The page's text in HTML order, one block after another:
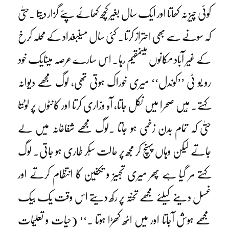
کوئی چیز نہ کھاتا اور ایک سال بغیر کچھ کھائے پئے گزار دیتا ۔حتیٰ
کہ سونے سے بھی احتراز کرتا۔ کئی سال میںبغداد کے محلہ کرخ
کے غیر آباد مکانوں میںمقیم رہا۔ اس سارے عرصہ میںایک خود
رو بُو ٹی ’’کوندل‘‘ میری خوراک ہوتی تھی، لوگ مجھے دیوانہ
کہتے۔ مَیں صحرا میں نکل جاتا، آہ وزاری کرتا اور کانٹوں پر لوٹتا
حتیٰ کہ تمام بدن زخمی ہو جاتا ۔لوگ مجھے شفاخانہ میں لے
جاتے لیکن وہاں پہنچ کر مجھ پر حالت سُکر طاری ہو جاتی۔ لوگ
کہتے مر گیا ہے پھر میری تجہیز و تکفین کا انتظام کرتے اور
غسل دینے کیلئے مجھے تختہ پر رکھ دیتے اس وقت یک بیک
مجھے ہوش آجاتا اور میں اٹھ کھڑا ہوتا ۔‘‘ (حیات و تعلیمات